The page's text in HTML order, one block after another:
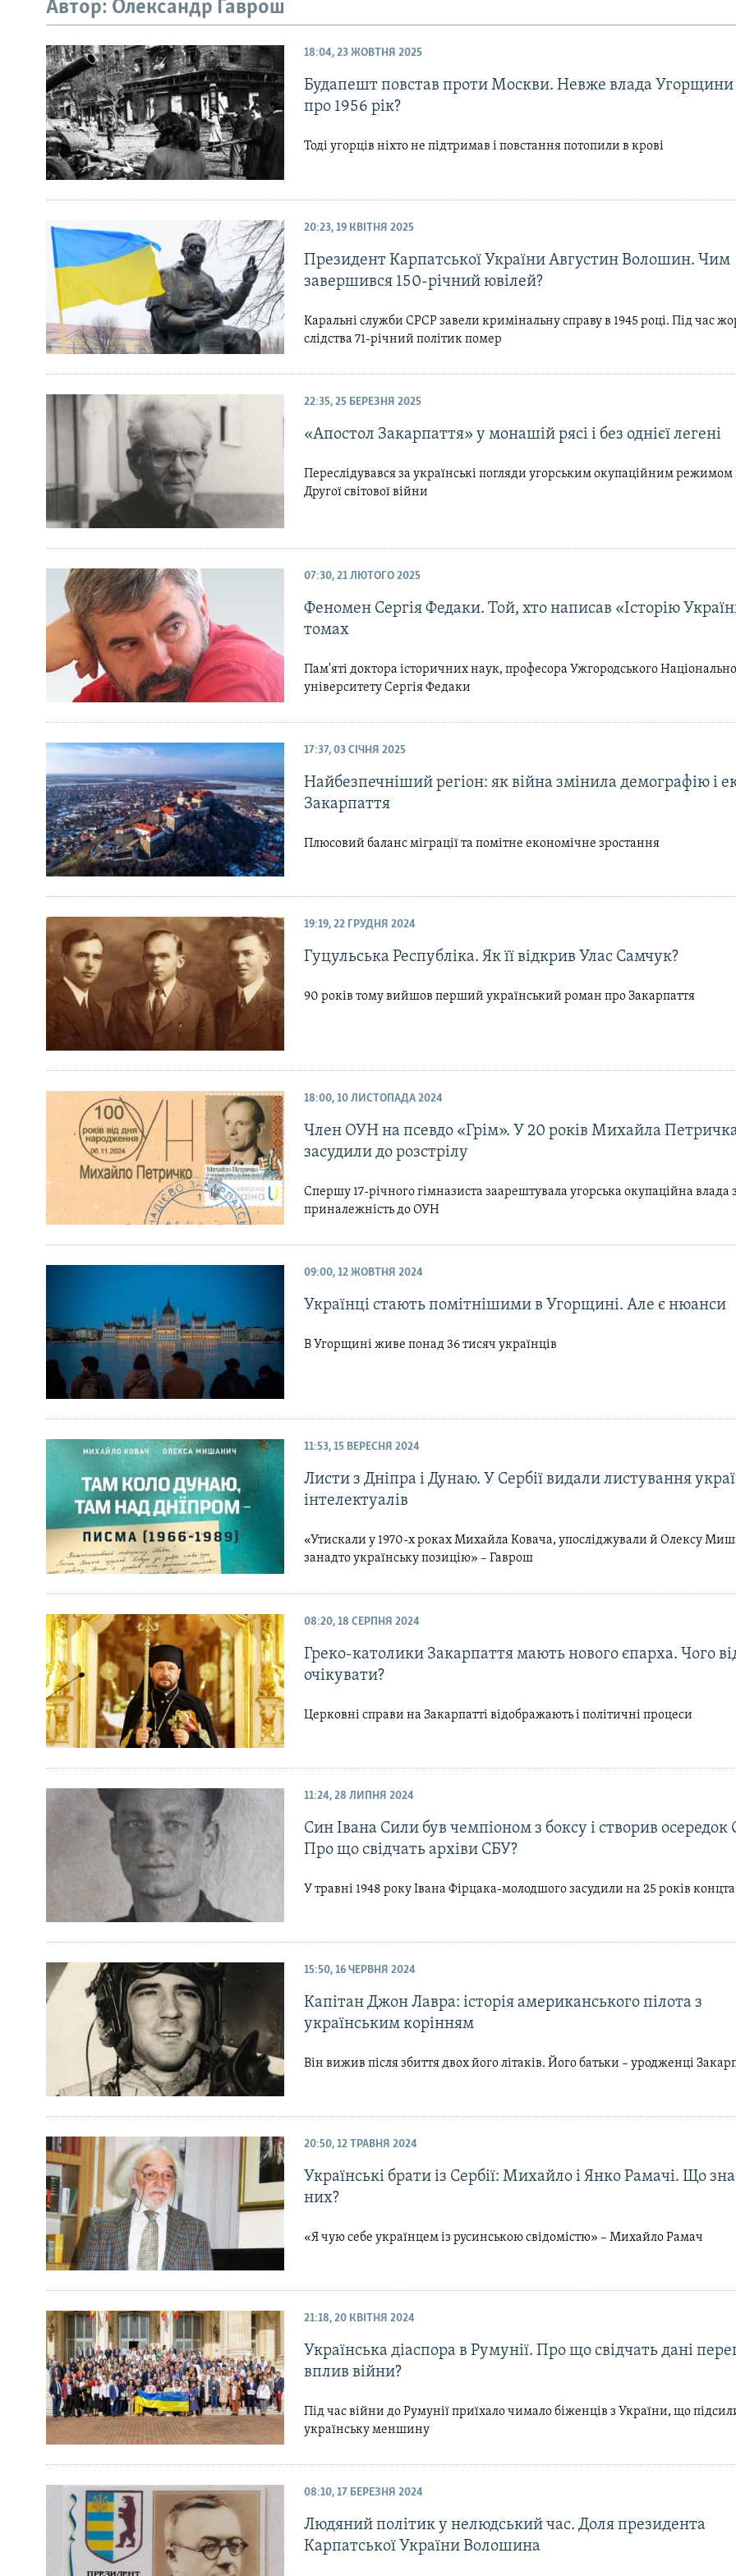
СПЕЦПРОЄКТИ
ПОДКАСТИ
Автор: Олександр Гаврош
18:04, 23 ЖОВТНЯ 2025
Будапешт повстав проти Москви. Невже влада Угорщини
про 1956 рік?
Тоді угорців ніхто не підтримав і повстання потопили в крові
20:23, 19 КВІТНЯ 2025
Президент Карпатської України Августин Волошин. Чим
завершився 150-річний ювілей?
Каральні служби СРСР завели кримінальну справу в 1945 році. Під час
слідства 71-річний політик помер
22:35, 25 БЕРЕЗНЯ 2025
«Апостол Закарпаття» у монашій рясі і без однієї легені
Переслідувався за українські погляди угорським окупаційним режимом
Другої світової війни
07:30, 21 ЛЮТОГО 2025
Феномен Сергія Федаки. Той, хто написав «Історію
томах
Пам'яті доктора історичних наук, професора Ужгородського
університету Сергія Федаки
17:37, 03 СІЧНЯ 2025
Найбезпечніший регіон: як війна змінила демографію і
Закарпаття
Плюсовий баланс міграції та помітне економічне зростання
19:19, 22 ГРУДНЯ 2024
Гуцульська Республіка. Як її відкрив Улас Самчук?
90 років тому вийшов перший український роман про Закарпаття
18:00, 10 ЛИСТОПАДА 2024
Член ОУН на псевдо «Грім». У 20 років Михайла
засудили до розстрілу
Спершу 17-річного гімназиста заарештувала угорська окупаційна влада
приналежність до ОУН
09:00, 12 ЖОВТНЯ 2024
Українці стають помітнішими в Угорщині. Але є нюанси
В Угорщині живе понад 36 тисяч українців
11:53, 15 ВЕРЕСНЯ 2024
Листи з Дніпра і Дунаю. У Сербії видали листування
інтелектуалів
«Утискали у 1970-х роках Михайла Ковача, упосліджували й Олексу
занадто українську позицію» – Гаврош
08:20, 18 СЕРПНЯ 2024
Греко-католики Закарпаття мають нового єпарха. Чого
очікувати?
Церковні справи на Закарпатті відображають і політичні процеси
11:24, 28 ЛИПНЯ 2024
Син Івана Сили був чемпіоном з боксу і створив
Про що свідчать архіви СБУ?
У травні 1948 року Івана Фірцака-молодшого засудили на 25 років
15:50, 16 ЧЕРВНЯ 2024
Капітан Джон Лавра: історія американського пілота з
українським корінням
Він вижив після збиття двох його літаків. Його батьки – уродженці
20:50, 12 ТРАВНЯ 2024
Українські брати із Сербії: Михайло і Янко Рамачі. Що
них?
«Я чую себе українцем із русинською свідомістю» – Михайло Рамач
21:18, 20 КВІТНЯ 2024
Українська діаспора в Румунії. Про що свідчать дані
вплив війни?
Під час війни до Румунії приїхало чимало біженців з України, що
українську меншину
08:10, 17 БЕРЕЗНЯ 2024
Людяний політик у нелюдський час. Доля президента
Карпатської України Волошина